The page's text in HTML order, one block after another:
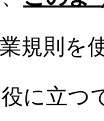
規則を
に立つ